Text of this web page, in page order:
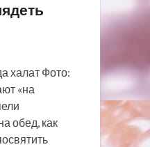
халат Фото:
«на
обед, как